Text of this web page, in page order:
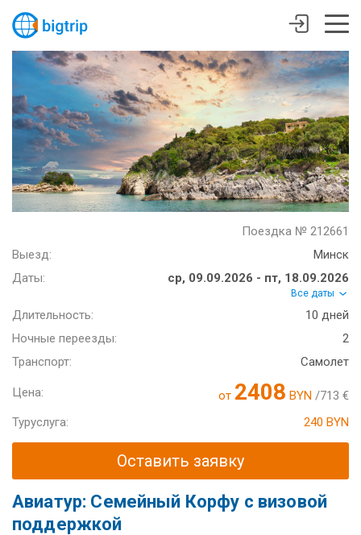
Поездка № 212661
Выезд:
Минск
Даты:
ср, 09.09.2026 - пт, 18.09.2026
Все даты
Длительность:
10 дней
Ночные переезды:
2
Транспорт:
Самолет
Цена: от 2408 BYN /713 €
Туруслуга:
240 BYN
Оставить заявку
Авиатур: Семейный Корфу с визовой
поддержкой